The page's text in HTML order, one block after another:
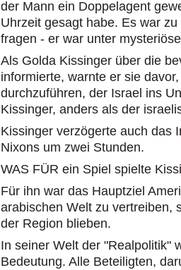
der Mann ein Doppelagent
Uhrzeit gesagt habe. Es war
fragen - er war unter
Als Golda Kissinger über die
informierte, warnte er sie
durchzuführen, der Israel ins
Kissinger, anders als der
Kissinger verzögerte auch das
Nixons um zwei Stunden.
WAS FÜR ein Spiel spielte
Für ihn war das Hauptziel
arabischen Welt zu vertreiben,
der Region blieben.
In seiner Welt der "Realpolitik"
Bedeutung. Alle Beteiligten,